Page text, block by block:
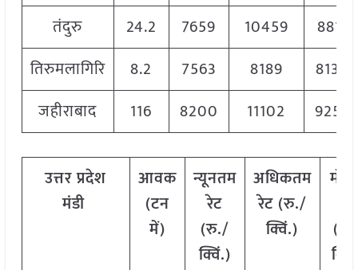
तंदुरु
24.2 7659 10459
8811
तिरुमलागिरि
8.2 7563 8189
8133
जहीराबाद
116 8200 11102 9256
उत्तरप्रदेश
मंडी
आवक
(टन
में)
न्यूनतम
रेट
(रु./
क्विं.)
अधिकतम
रेट (रु./
क्विं.)
(